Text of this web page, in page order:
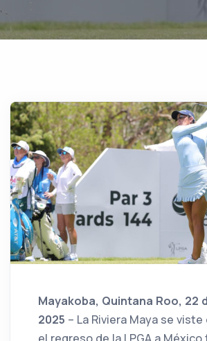
Mayakoba, Quintana Roo, 22
2025 – La Riviera Maya se